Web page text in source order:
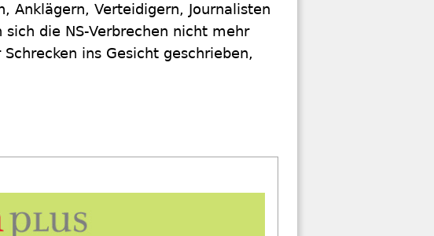
Anklägern, Verteidigern, Journalisten
die NS-Verbrechen nicht mehr
ins Gesicht geschrieben,